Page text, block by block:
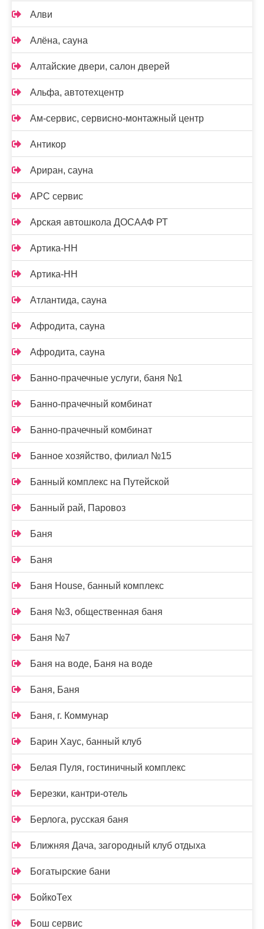
Алви
Алёна, сауна
Алтайские двери, салон дверей
Альфа, автотехцентр
Ам-сервис, сервисно-монтажный центр
Антикор
Ариран, сауна
АРС сервис
Арская автошкола ДОСААФ РТ
Артика-НН
Артика-НН
Атлантида, сауна
Афродита, сауна
Афродита, сауна
Банно-прачечные услуги, баня №1
Банно-прачечный комбинат
Банно-прачечный комбинат
Банное хозяйство, филиал №15
Банный комплекс на Путейской
Банный рай, Паровоз
Баня
Баня
Баня House, банный комплекс
Баня №3, общественная баня
Баня №7
Баня на воде, Баня на воде
Баня, Баня
Баня, г. Коммунар
Барин Хаус, банный клуб
Белая Пуля, гостиничный комплекс
Березки, кантри-отель
Берлога, русская баня
Ближняя Дача, загородный клуб отдыха
Богатырские бани
БойкоТех
Бош сервис